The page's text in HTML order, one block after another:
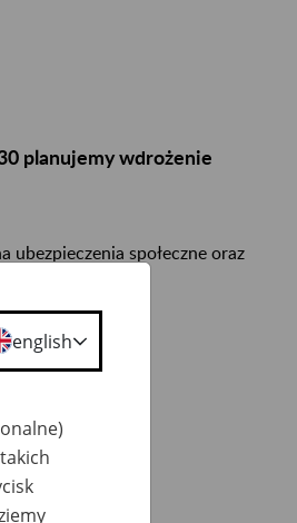
planujemy wdrożenie
ubezpieczenia społeczne oraz
english